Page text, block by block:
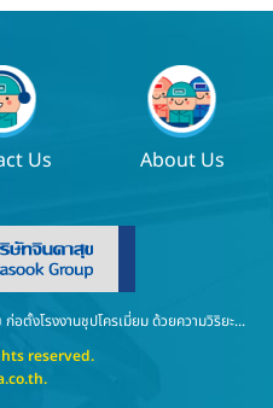
Us About Us
งโรงงานชุปโครเมี่ยม ด้วยความวิริยะ...
reserved.
.